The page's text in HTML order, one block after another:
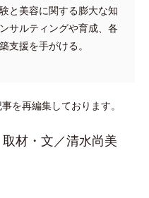
と美容に関する膨大な知
サルティングや育成、各
支援を手がける。
を再編集しております。
材・文／清水尚美